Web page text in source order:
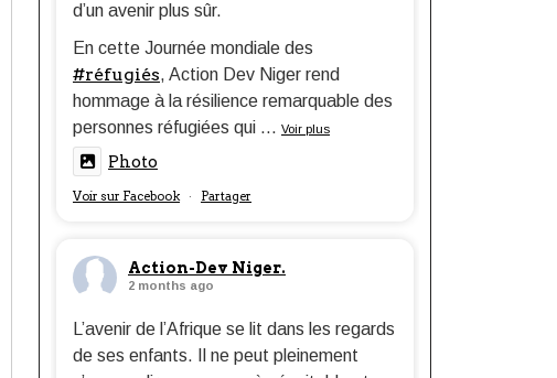
d’un avenir plus sûr.
En cette Journée mondiale des
#réfugiés, Action Dev Niger rend
hommage à la résilience remarquable des
personnes réfugiées qui ... Voir plus
Photo
Voir sur Facebook · Partager
Action-Dev Niger.
2 months ago
L’avenir de l’Afrique se lit dans les regards
de ses enfants. Il ne peut pleinement